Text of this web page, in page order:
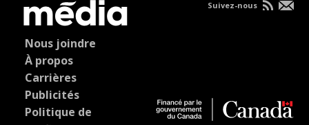
Nous joindre
À propos
Carrières
Publicités
Politique de
Suivez-nous